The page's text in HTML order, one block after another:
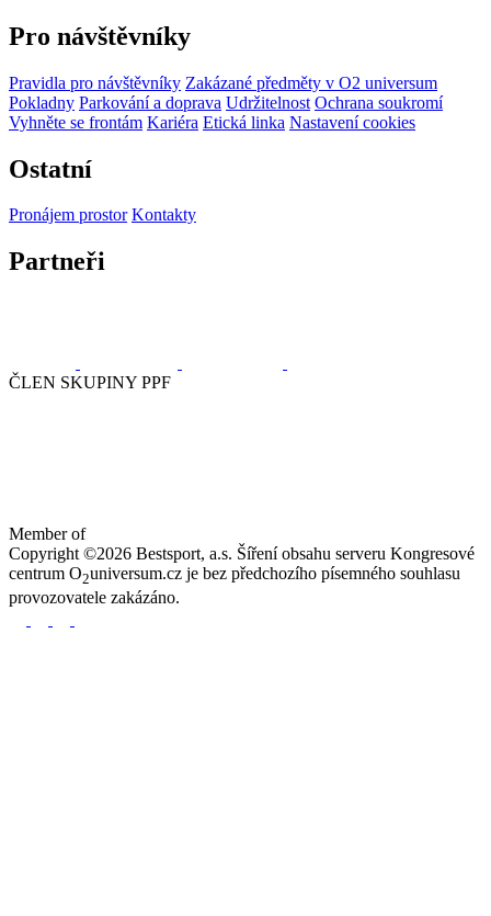
Pro návštěvníky
Pravidla pro návštěvníky Zakázané předměty v O2 universum
Pokladny Parkování a doprava Udržitelnost Ochrana soukromí
Vyhněte se frontám Kariéra Etická linka Nastavení cookies
Ostatní
Pronájem prostor Kontakty
Partneři
ČLEN SKUPINY PPF
Member of
Copyright ©2026 Bestsport, a.s. Šíření obsahu serveru Kongresové
centrum O2universum.cz je bez předchozího písemného souhlasu
provozovatele zakázáno.